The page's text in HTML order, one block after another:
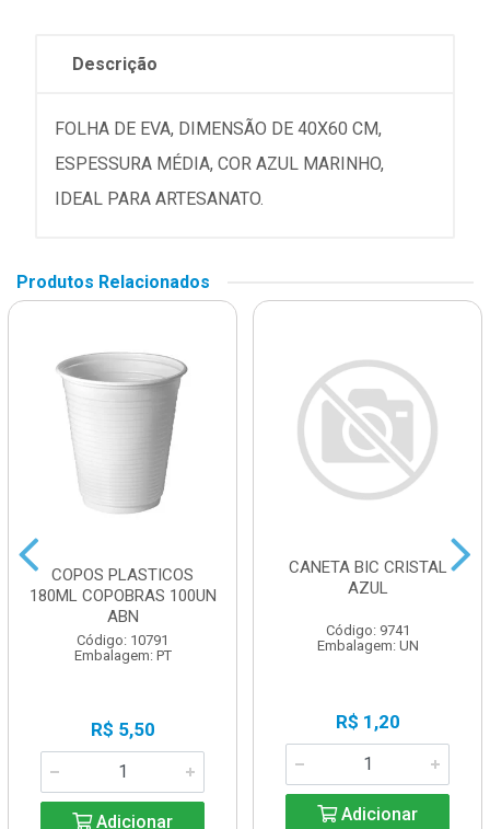
Descrição
FOLHA DE EVA, DIMENSÃO DE 40X60 CM,
ESPESSURA MÉDIA, COR AZUL MARINHO,
IDEAL PARA ARTESANATO.
Produtos Relacionados
COPOS PLASTICOS
180ML COPOBRAS 100UN
ABN
Código: 10791
Embalagem: PT
R$ 5,50
Adicionar
CANETA BIC CRISTAL
AZUL
Código: 9741
Embalagem: UN
R$ 1,20
Adicionar